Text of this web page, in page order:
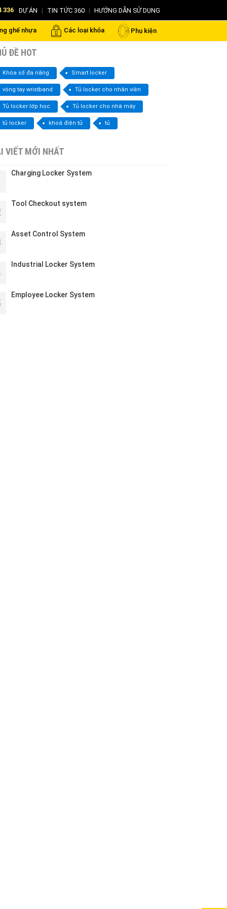
336 DỰ ÁN | TIN TỨC 360 | HƯỚNG DẪN SỬ DỤNG
ghế nhựa Các loại khóa Phụ kiện
ĐỀ HOT
Khóa số đa năng Smart locker
vòng tay wristband Tủ locker cho nhân viên
Tủ locker lớp học Tủ locker cho nhà máy
tủ locker khoá điện tử tủ
VIẾT MỚI NHẤT
Charging Locker System
Tool Checkout system
Asset Control System
Industrial Locker System
Employee Locker System